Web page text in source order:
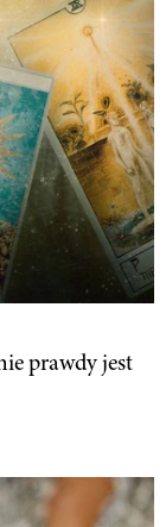
prawdy jest